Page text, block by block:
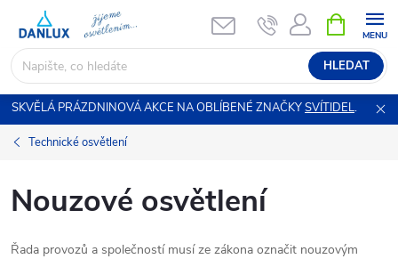
obsah
HLEDAT
NÁKUPNÍ
KOŠÍK
SKVĚLÁ PRÁZDNINOVÁ AKCE NA OBLÍBENÉ ZNAČKYSVÍTIDEL.
Technické osvětlení
Nouzové osvětlení
Řada provozů a společností musí ze zákona označit nouzovým